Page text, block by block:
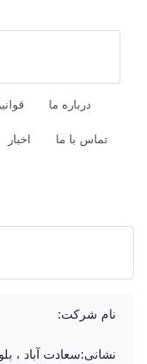
درباره ما
تماس با ما اخبار
نام شرکت:
نشانی: